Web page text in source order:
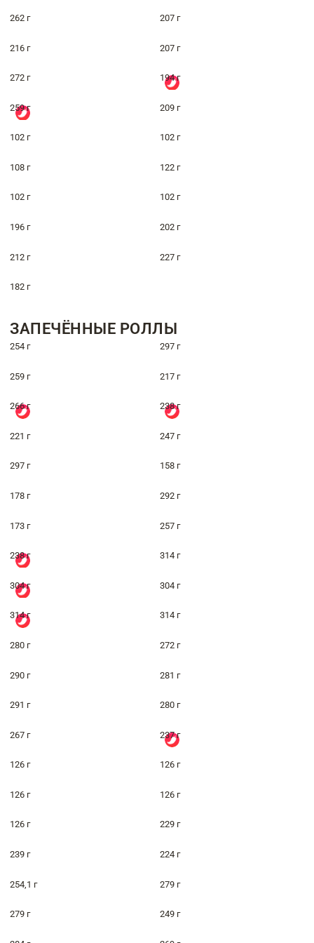
262 г 207 г
216 г 207 г
272 г 194 г
259 г 209 г
102 г 102 г
108 г 122 г
102 г 102 г
196 г 202 г
212 г 227 г
182 г
ЗАПЕЧЁННЫЕ РОЛЛЫ
254 г 297 г
259 г 217 г
266 г 238 г
221 г 247 г
297 г 158 г
178 г 292 г
173 г 257 г
238 г 314 г
304 г 304 г
314 г 314 г
280 г 272 г
290 г 281 г
291 г 280 г
267 г 237 г
126 г 126 г
126 г 126 г
126 г 229 г
239 г 224 г
254,1 г 279 г
279 г 249 г